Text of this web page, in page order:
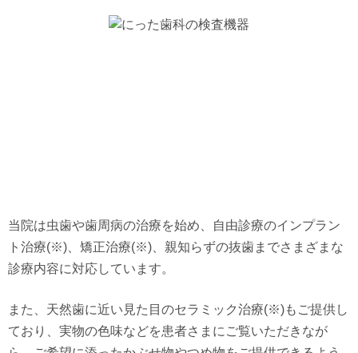
当院は虫歯や歯周病の治療を始め、自由診療のインプラン
ト治療(※)、矯正治療(※)、親知らずの抜歯までさまざまな
診療内容に対応しています。
また、天然歯に近い見た目のセラミック治療(※)もご提供し
ており、実物の色味などを患者さまにご覧いただきなが